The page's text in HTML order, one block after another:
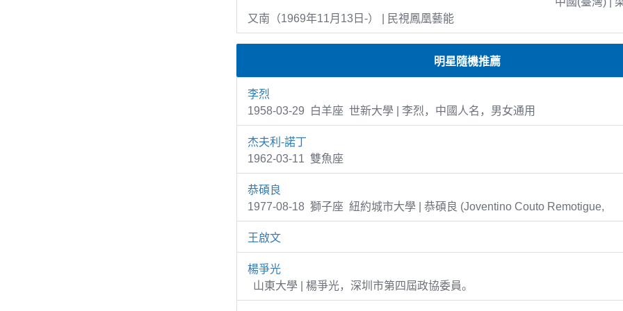
又南（1969年11月13日-） | 民視鳳凰藝能
明星隨機推薦
李烈
1958-03-29 白羊座 世新大學 | 李烈，中國人名，男女通用
杰夫利-諾丁
1962-03-11 雙魚座
恭碩良
1977-08-18 獅子座 紐約城市大學 | 恭碩良 (Joventino Couto Remotigue,
王啟文
楊爭光
山東大學 | 楊爭光，深圳市第四屆政協委員。